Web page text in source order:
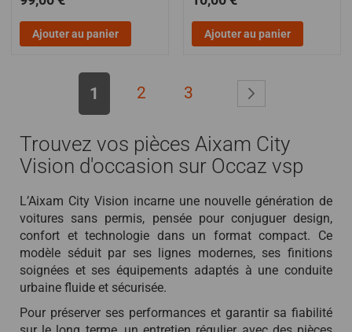
Ajouter au panier Ajouter au panier
1 2 3
Trouvez vos pièces Aixam City
Vision d'occasion sur Occaz vsp
L’Aixam City Vision incarne une nouvelle génération de
voitures sans permis, pensée pour conjuguer design,
confort et technologie dans un format compact. Ce
modèle séduit par ses lignes modernes, ses finitions
soignées et ses équipements adaptés à une conduite
urbaine fluide et sécurisée.
Pour préserver ses performances et garantir sa fiabilité